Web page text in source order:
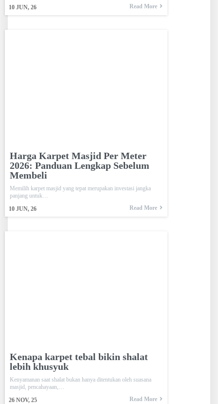
10 JUN, 26
Read More
Harga Karpet Masjid Per Meter
2026: Panduan Lengkap Sebelum
Membeli
10 JUN, 26
Memilih karpet masjid yang tepat merupakan investasi jangka
panjang untuk…
Read More
Kenapa karpet tebal bikin shalat
lebih khusyuk
26 NOV, 25
Kenyamanan saat shalat bukan hanya ditentukan oleh suasana
masjid, pencahayaan,…
Read More